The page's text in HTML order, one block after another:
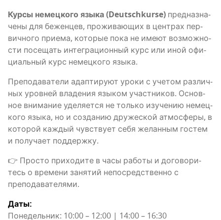
Кур­сы немец­ко­го язы­ка (Deutschkurse) пред­на­зна­
че­ны для бежен­цев, про­жи­ва­ю­щих в цен­трах пер­
вич­но­го при­е­ма, кото­рые пока не име­ют воз­мож­но­
сти посе­щать инте­гра­ци­он­ный курс или иной офи­
ци­аль­ный курс немец­ко­го языка.
Пре­по­да­ва­те­ли адап­ти­ру­ют уро­ки с уче­том раз­лич­
ных уров­ней вла­де­ния язы­ком участ­ни­ков. Основ­
ное вни­ма­ние уде­ля­ет­ся не толь­ко изу­че­нию немец­
ко­го язы­ка, но и созда­нию дру­же­ской атмо­сфе­ры, в
кото­рой каж­дый чув­ству­ет себя желан­ным гостем
и полу­ча­ет поддержку.
👉 Про­сто при­хо­ди­те в часы рабо­ты и дого­во­ри­
тесь о вре­ме­ни заня­тий непо­сред­ствен­но с
преподавателями.
Даты:
Поне­дель­ник: 10:00 – 12:00 | 14:00 – 16:30